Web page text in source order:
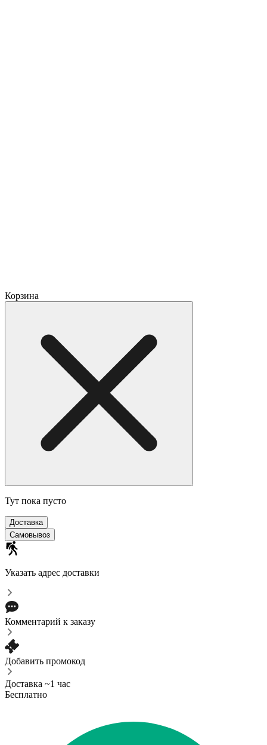
Корзина
Тут пока пусто
Доставка
Самовывоз
Указать адрес доставки
Комментарий к заказу
Добавить промокод
Доставка ~1 час
Бесплатно